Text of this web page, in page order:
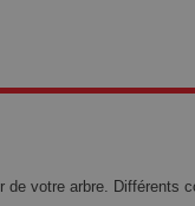
votre arbre. Différents